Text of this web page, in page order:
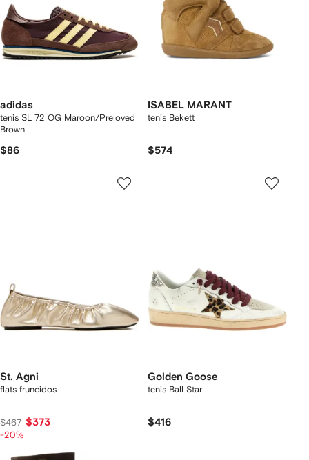
adidas
tenis SL 72 OG Maroon/Preloved
Brown
$86
ISABEL MARANT
tenis Bekett
$574
St. Agni
flats fruncidos
$467 $373
-20%
Golden Goose
tenis Ball Star
$416